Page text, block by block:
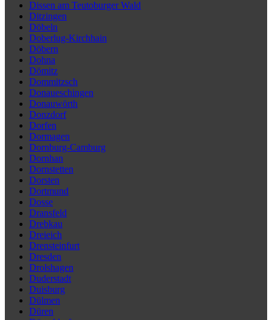
Dissen am Teutoburger Wald
Ditzingen
Döbeln
Doberlug-Kirchhain
Döbern
Dohna
Dömitz
Dommitzsch
Donaueschingen
Donauwörth
Donzdorf
Dorfen
Dormagen
Dornburg-Camburg
Dornhan
Dornstetten
Dorsten
Dortmund
Dosse
Dransfeld
Drebkau
Dreieich
Drensteinfurt
Dresden
Drolshagen
Duderstadt
Duisburg
Dülmen
Düren